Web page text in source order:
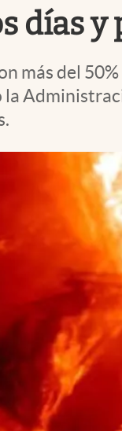
días y
más del